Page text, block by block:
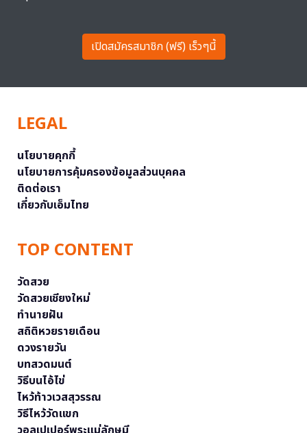
เปิดสมัครสมาชิก (ฟรี) เร็วๆนี้
LEGAL
นโยบายคุกกี้
นโยบายการคุ้มครองข้อมูลส่วนบุคคล
ติดต่อเรา
เกี่ยวกับเอ็มไทย
TOP CONTENT
วัดสวย
วัดสวยเชียงใหม่
ทำนายฝัน
สถิติหวยรายเดือน
ดวงรายวัน
บทสวดมนต์
วิธีบนไอ้ไข่
ไหว้ท้าวเวสสุวรรณ
วิธีไหว้วัดแขก